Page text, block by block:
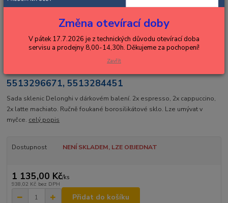
5513296671, 5513284451
Sada sklenic Delonghi v dárkovém balení. 2x espresso, 2x cappuccino,
2x latte machiato. Ručně foukané borosilikátové sklo. Lze umývat v
myčce. celý popis
Dostupnost NENÍ SKLADEM, LZE OBJEDNAT
1 135,00 Kč/ks
938,02 Kč bez DPH
Přidat do košíku
Změna otevírací doby
V pátek 17.7.2026 je z technických důvodu otevírací doba
servisu a prodejny 8,00-14,30h. Děkujeme za pochopení!
Zavřít